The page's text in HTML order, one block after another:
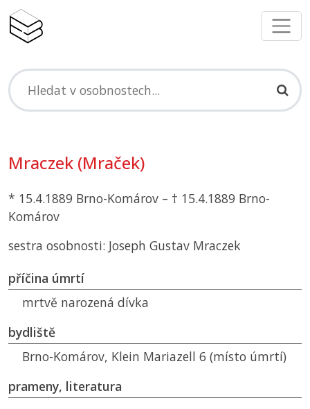
Mraczek (Mraček)
* 15.4.1889 Brno-Komárov – † 15.4.1889 Brno-
Komárov
sestra osobnosti: Joseph Gustav Mraczek
příčina úmrtí
mrtvě narozená dívka
bydliště
Brno-Komárov, Klein Mariazell 6 (místo úmrtí)
prameny, literatura